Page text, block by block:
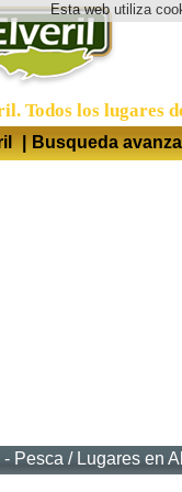
Esta web utiliza
Todos los lugares
| Busqueda
- Pesca / Lugares en